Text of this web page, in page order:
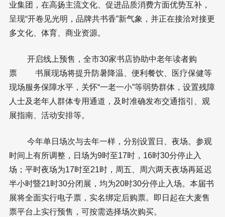
业集团，在高扬主流文化、促进品质消费方面优势互补，
呈现“开卷见光明，品牌共书香”新气象，并正在接洽对接更
多文化、体育、商业资源。
开启线上预售，全市30家书店协助中老年读者购
票 书展现场将提升防暑降温、便利餐饮、医疗保健等
现场服务保障水平，关怀“一老一小”等弱势群体，设置残障
人士及老年人群体专用通道，及时准确发布交通指引、观
展指南、活动安排等。
今年单日场次与去年一样，分别设置日、夜场。参观
时间上有所调整，日场为9时至17时，16时30分停止入
场；平时夜场为17时至21时，周五、周六两天夜场再延迟
半小时暨21时30分闭展，均为20时30分停止入场。本届书
展将全面实行电子票，实名绑定后购票。即日起在大麦售
票平台上实行预售，可按需选择场次购买。